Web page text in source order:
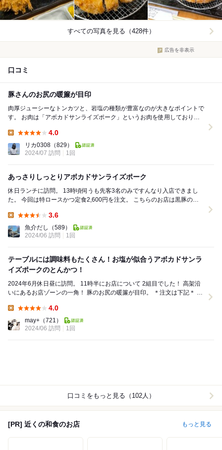
すべての写真を見る（428件）
広告を非表示
口コミ
豚さんのお尻の暖簾が目印
肉厚ジューシーなトンカツと、岩塩の種類が豊富なのが大きなポイントで
す。 お肉は「アボカドサンライズポーク」というお肉を使用しておりま
4.0
リカ0308 （829）
2024/07 訪問
1回
あっさりしっとりアボカドサンライズポーク
休日ランチに訪問。 13時頃伺うも先客3名のみですんなり入店できまし
た。 今回は特ロースかつ定食2,600円を注文。 こちらのお店は黒豚の血
3.6
魚介だし
（589）
2024/06 訪問
1回
テーブルには調味料もたくさん！お塩が似合うアボカドサンラ
イズポークのとんかつ！
2024年6月休日昼に訪問。 11時半にお店について 2組目でした！ 高架沿
いにあるお店ゾーンの一角！ 豚のお尻の暖簾が目印。 ＊注文は下記＊ ▶︎
4.0
may+ （721）
2024/06 訪問
1回
口コミをもっと見る（102人）
[PR] 近くの和食のお店 もっと見る